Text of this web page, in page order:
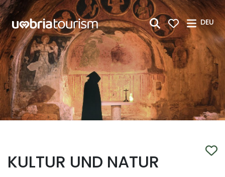
Zum Hauptinhalt springen
DEU
KULTUR UND NATUR